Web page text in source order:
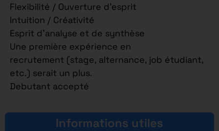
Flexibilité / Ouverture d’esprit
Intuition / Créativité
Esprit d’analyse et de synthèse
Une première expérience en
recrutement (stage, alternance, job étudiant,
etc.) serait un plus.
Debutant accepté
Informations utiles